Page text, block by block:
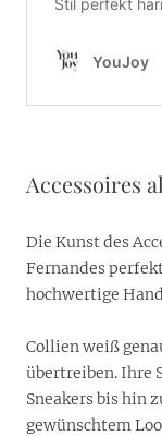
Accessoires
Die Kunst des
Fernandes
hochwertige
Collien weiß
übertreiben. Ihre
Sneakers bis hin
gewünschtem